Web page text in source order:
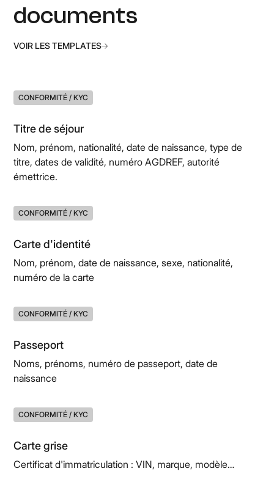
documents
VOIR LES TEMPLATES
CONFORMITÉ / KYC
Titre de séjour
Nom, prénom, nationalité, date de naissance, type de
titre, dates de validité, numéro AGDREF, autorité
émettrice.
CONFORMITÉ / KYC
Carte d'identité
Nom, prénom, date de naissance, sexe, nationalité,
numéro de la carte
CONFORMITÉ / KYC
Passeport
Noms, prénoms, numéro de passeport, date de
naissance
CONFORMITÉ / KYC
Carte grise
Certificat d'immatriculation : VIN, marque, modèle…